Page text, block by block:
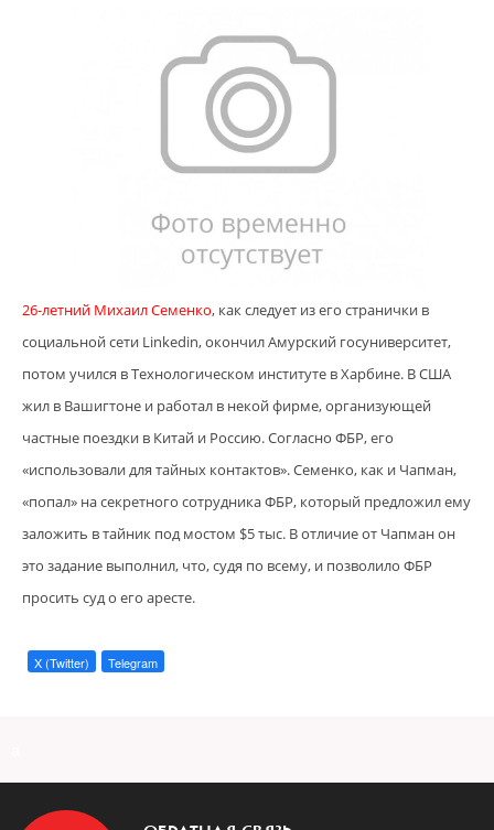
26-летний Михаил Семенко, как следует из его странички в
социальной сети Linkedin, окончил Амурский госуниверситет,
потом учился в Технологическом институте в Харбине. В США
жил в Вашигтоне и работал в некой фирме, организующей
частные поездки в Китай и Россию. Согласно ФБР, его
«использовали для тайных контактов». Семенко, как и Чапман,
«попал» на секретного сотрудника ФБР, который предложил ему
заложить в тайник под мостом $5 тыс. В отличие от Чапман он
это задание выполнил, что, судя по всему, и позволило ФБР
просить суд о его аресте.
X (Twitter) Telegram